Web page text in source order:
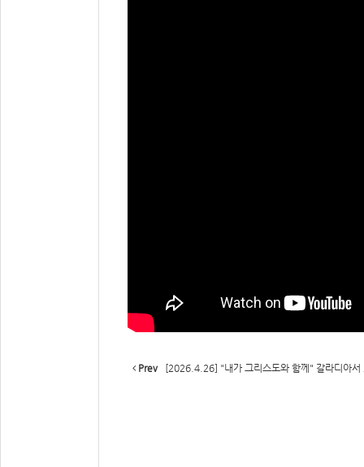
Prev [2026.4.26] "내가 그리스도와 함께" 갈라디아